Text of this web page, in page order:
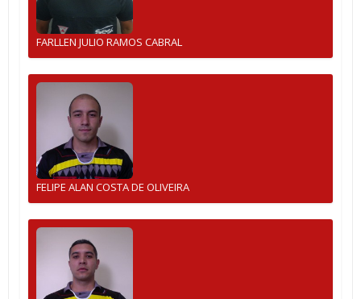
FARLLEN JULIO RAMOS CABRAL
FELIPE ALAN COSTA DE OLIVEIRA